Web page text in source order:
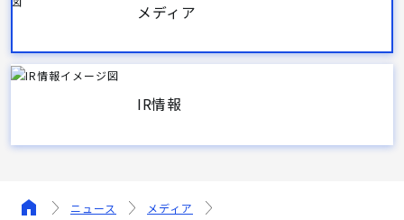
メディア
IR情報
ニュース
メディア